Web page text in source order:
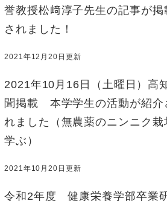
誉教授松﨑淳子先生の記事が掲
されました！
2021年12月20日更新
2021年10月16日（土曜日）高
聞掲載 本学学生の活動が紹介
れました（無農薬のニンニク栽
学ぶ）
2021年10月20日更新
令和2年度 健康栄養学部卒業